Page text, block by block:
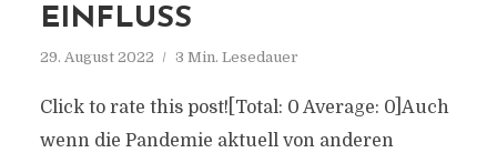
EINFLUSS
29. August 2022 3 Min. Lesedauer
Click to rate this post![Total: 0 Average: 0]Auch
wenn die Pandemie aktuell von anderen